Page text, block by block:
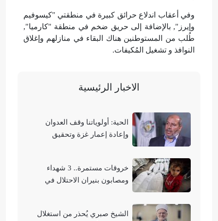
وفي أعقاب اندلاع حرائق كبيرة في منطقتي "كيسوفيم
وإيرز", بالإضافة إلى حريق ضخم في منطقة "كارميا",
طُلب من المستوطنين هناك البقاء في منازلهم وإغلاق
النوافذ و تشغيل المُكيفات.
الاخبار الرئيسية
الحية: أولوياتنا وقف العدوان
وإعادة إعمار غزة وتحقيق
خروقات مستمرة.. 3 شهداء
ومصابون بنيران الاحتلال في
الشيخ صبري يُحذر من استغلال